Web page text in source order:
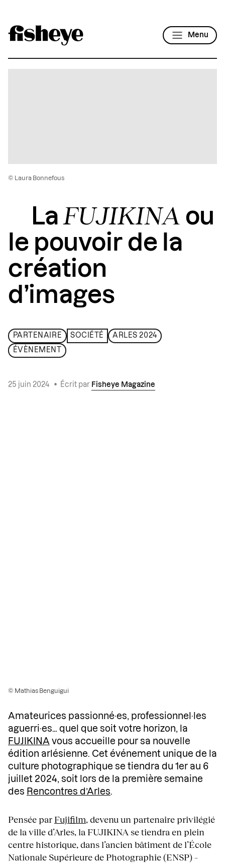
Menu
La FUJIKINA ou
le pouvoir de la
création
d’images
PARTENAIRE SOCIÉTÉ ARLES 2024
ÉVÈNEMENT
25 juin 2024 • Écrit par Fisheye Magazine
© Laura Bonnefous
© Mathias Benguigui
Amateurices passionné·es, professionnel·les
aguerri·es… quel que soit votre horizon, la
FUJIKINA vous accueille pour sa nouvelle
édition arlésienne. Cet événement unique de la
culture photographique se tiendra du 1er au 6
juillet 2024, soit lors de la première semaine
des Rencontres d’Arles.
Pensée par Fujifilm, devenu un partenaire privilégié
de la ville d’Arles, la FUJIKINA se tiendra en plein
centre historique, dans l’ancien bâtiment de l’École
Nationale Supérieure de Photographie (ENSP) –